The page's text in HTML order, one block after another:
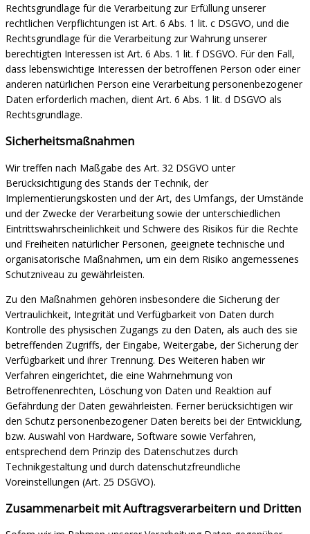
Rechtsgrundlage für die Verarbeitung zur Erfüllung unserer
rechtlichen Verpflichtungen ist Art. 6 Abs. 1 lit. c DSGVO, und die
Rechtsgrundlage für die Verarbeitung zur Wahrung unserer
berechtigten Interessen ist Art. 6 Abs. 1 lit. f DSGVO. Für den Fall,
dass lebenswichtige Interessen der betroffenen Person oder einer
anderen natürlichen Person eine Verarbeitung personenbezogener
Daten erforderlich machen, dient Art. 6 Abs. 1 lit. d DSGVO als
Rechtsgrundlage.
Sicherheitsmaßnahmen
Wir treffen nach Maßgabe des Art. 32 DSGVO unter
Berücksichtigung des Stands der Technik, der
Implementierungskosten und der Art, des Umfangs, der Umstände
und der Zwecke der Verarbeitung sowie der unterschiedlichen
Eintrittswahrscheinlichkeit und Schwere des Risikos für die Rechte
und Freiheiten natürlicher Personen, geeignete technische und
organisatorische Maßnahmen, um ein dem Risiko angemessenes
Schutzniveau zu gewährleisten.
Zu den Maßnahmen gehören insbesondere die Sicherung der
Vertraulichkeit, Integrität und Verfügbarkeit von Daten durch
Kontrolle des physischen Zugangs zu den Daten, als auch des sie
betreffenden Zugriffs, der Eingabe, Weitergabe, der Sicherung der
Verfügbarkeit und ihrer Trennung. Des Weiteren haben wir
Verfahren eingerichtet, die eine Wahrnehmung von
Betroffenenrechten, Löschung von Daten und Reaktion auf
Gefährdung der Daten gewährleisten. Ferner berücksichtigen wir
den Schutz personenbezogener Daten bereits bei der Entwicklung,
bzw. Auswahl von Hardware, Software sowie Verfahren,
entsprechend dem Prinzip des Datenschutzes durch
Technikgestaltung und durch datenschutzfreundliche
Voreinstellungen (Art. 25 DSGVO).
Zusammenarbeit mit Auftragsverarbeitern und Dritten